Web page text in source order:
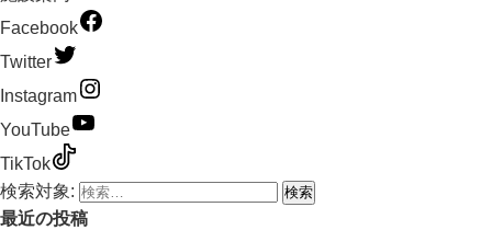
Facebook
Twitter
Instagram
YouTube
TikTok
検索対象:
最近の投稿